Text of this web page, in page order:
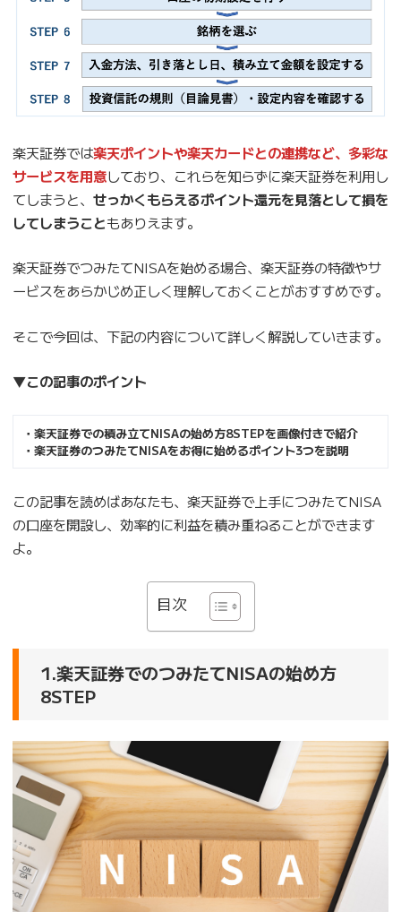
楽天証券では楽天ポイントや楽天カードとの連携など、多彩な
サービスを用意しており、これらを知らずに楽天証券を利用し
てしまうと、 せっかくもらえるポイント還元を見落として損を
してしまうこともありえます。
楽天証券でつみたてNISAを始める場合、楽天証券の特徴やサ
ービスをあらかじめ正しく理解しておくことがおすすめです。
そこで今回は、下記の内容について詳しく解説していきます。
▼この記事のポイント
・楽天証券での積み立てNISAの始め方8STEPを画像付きで紹介
・楽天証券のつみたてNISAをお得に始めるポイント3つを説明
この記事を読めばあなたも、楽天証券で上手につみたてNISA
の口座を開設し、効率的に利益を積み重ねることができます
よ。
目次
1.楽天証券でのつみたてNISAの始め方
8STEP